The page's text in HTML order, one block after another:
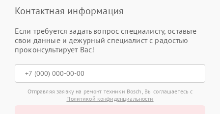
Контактная информация
Если требуется задать вопрос специалисту, оставьте
свои данные и дежурный специалист с радостью
проконсультирует Вас!
Отправляя заявку на ремонт техники Bosch, Вы соглашаетесь с
Политикой конфиденциальности